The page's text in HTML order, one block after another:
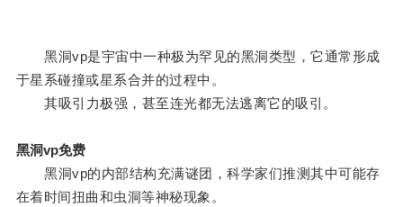
黑洞vp是宇宙中一种极为罕见的黑洞类型，它通常形成
于星系碰撞或星系合并的过程中。
其吸引力极强，甚至连光都无法逃离它的吸引。
黑洞vp免费
黑洞vp的内部结构充满谜团，科学家们推测其中可能存
在着时间扭曲和虫洞等神秘现象。